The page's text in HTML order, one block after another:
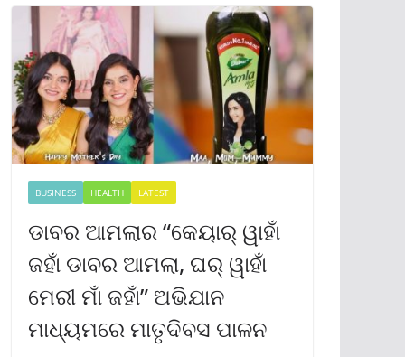
BUSINESS HEALTH LATEST
ଡାବର ଆମଲାର “କେୟାର୍ ୱାହାଁ
ଜହାଁ ଡାବର ଆମଲା, ଘର୍ ୱାହାଁ
ମେରୀ ମାଁ ଜହାଁ” ଅଭିଯାନ
ମାଧ୍ୟମରେ ମାତୃଦିବସ ପାଳନ